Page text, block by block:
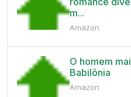
m...
Amazon
O homem
Babilônia
Amazon